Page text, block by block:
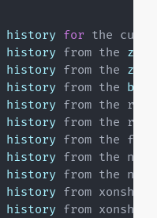
history for the
history from the zsh
history from the zsh
history from the bash
history from the
history from the
history from the
history from the nu
history from the nu
history from xonsh
history from xonsh